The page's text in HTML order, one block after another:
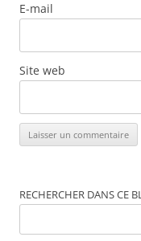
E-mail
Site web
RECHERCHER DANS CE